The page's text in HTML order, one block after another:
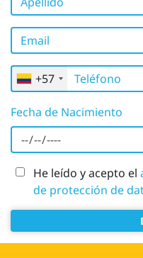
Email
Teléfono
+57
Fecha de Nacimiento
He leído y acepto el
de protección de